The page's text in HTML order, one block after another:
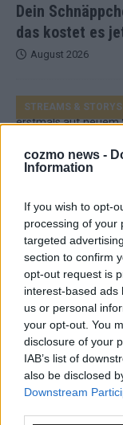
cozmo news -
Information
If you wish to opt-
processing of your
targeted
section to confirm
opt-out request is
interest-based ads
us or personal
your opt-out. You
disclosure of your
IAB’s list of
also be disclosed
Downstream
Dein
das kostet es
August 2026
Heidi ist
Oktoberfest-
STREAMS & STORYS
August 2026
EXTRA
ESC 2027 in
seinen Act
August 2026
EXTRA
Monaco, Sallys
2026 macht vieles